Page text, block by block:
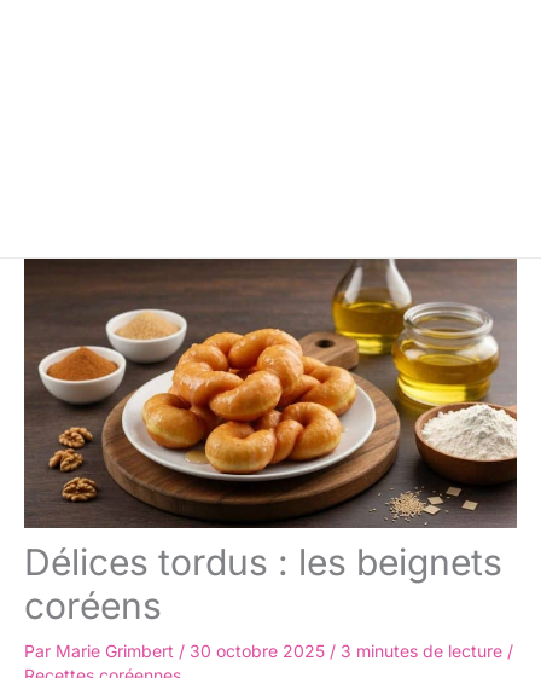
Délices tordus : les beignets
coréens
Par Marie Grimbert / 30 octobre 2025 / 3 minutes de lecture /